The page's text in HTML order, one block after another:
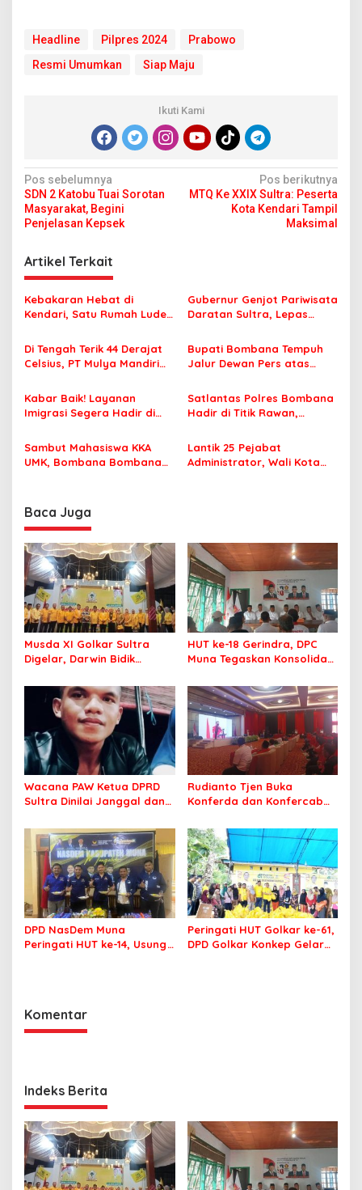
Headline Pilpres 2024
Prabowo
Resmi Umumkan
Siap Maju
Ikuti Kami
N
a
v
i
g
a
s
i
p
s
Pos sebelumnya
SDN 2 Katobu Tuai Sorotan
Masyarakat, Begini
Penjelasan Kepsek
Pos berikutnya
MTQ Ke XXIX Sultra: Peserta
Kota Kendari Tampil
Maksimal
Artikel Terkait
Kebakaran Hebat di
Kendari, Satu Rumah Ludes
Gubernur Genjot Pariwisata
Daratan Sultra, Lepas
Tiga Kabupaten Unggulan
Di Tengah Terik 44 Derajat
Celsius, PT Mulya Mandiri
Jamaah Tetap Sehat dan
Nyaman Beribadah
Bupati Bombana Tempuh
Jalur Dewan Pers atas
Korupsi Jembatan Cirauci II
Kabar Baik! Layanan
Imigrasi Segera Hadir di
Perlu Lagi ke Kendari
Satlantas Polres Bombana
Hadir di Titik Rawan,
Sekolah dengan Aman
Sambut Mahasiswa KKA
UMK, Bombana Bombana
Lantik 25 Pejabat
Administrator, Wali Kota
Baca Juga
Musda XI Golkar Sultra
Digelar, Darwin Bidik
Muna dan Mubar
HUT ke-18 Gerindra, DPC
Muna Tegaskan Konsolidasi
Wacana PAW Ketua DPRD
Sultra Dinilai Janggal dan
Politik’
Rudianto Tjen Buka
Konferda dan Konfercab
Tingkatkan Soliditas
DPD NasDem Muna
Peringati HUT ke-14, Usung
Peringati HUT Golkar ke-61,
DPD Golkar Konkep Gelar
Komentar
Indeks Berita